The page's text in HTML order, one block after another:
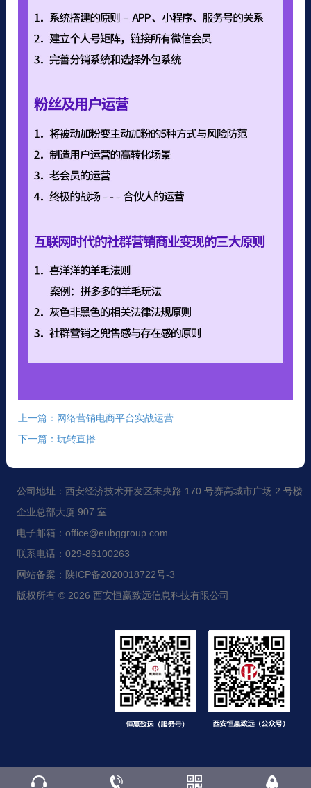
上一篇：网络营销电商平台实战运营
下一篇：玩转直播
公司地址：西安经济技术开发区未央路 170 号赛高城市广场 2 号楼
企业总部大厦 907 室
电子邮箱：office@eubggroup.com
联系电话：029-86100263
网站备案：陕ICP备2020018722号-3
版权所有 © 2026 西安恒赢致远信息科技有限公司